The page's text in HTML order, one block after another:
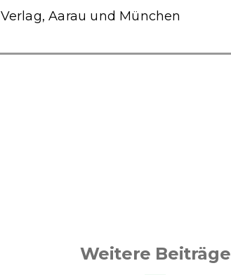
Aarau und München
Weitere Beiträge